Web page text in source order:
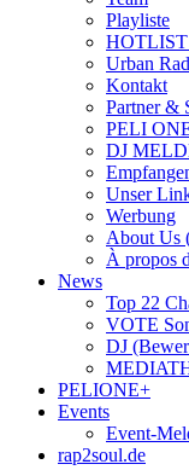
Playliste
Urban
Kontakt
Partner &
PELI
DJ
Unser
Werbung
About Us
À propos
News
Top 22
VOTE
DJ
PELIONE+
Events
Event-
rap2soul.de